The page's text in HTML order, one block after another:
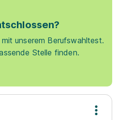
unserem Berufswahltest.
Stelle finden.